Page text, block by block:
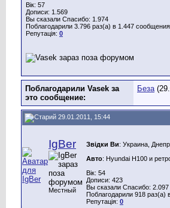
Вік: 57
Дописи: 1.569
Вы сказали Спасибо: 1.974
Поблагодарили 3.796 раз(а) в 1.447
Репутація: 0
Поблагодарили Vasek за
это сообщение:
Беза
29.01.2011, 15:44
IgBer
Местный
Звідки Ви: Украина, Днепр
Авто: Hyundai H100 и
Вік: 54
Дописи: 423
Вы сказали Спасибо: 2.097
Поблагодарили 918 раз(а)
Репутація: 0